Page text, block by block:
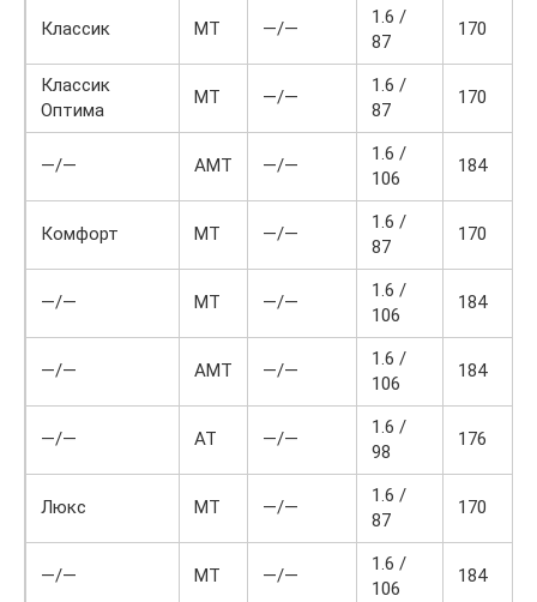
Классик МТ —/—
1.6 /
87
170
Классик
Оптима
МТ —/—
1.6 /
87
170
—/— АМТ —/—
1.6 /
106
184
Комфорт МТ —/—
1.6 /
87
170
—/— МТ —/—
1.6 /
106
184
—/— АМТ —/—
1.6 /
106
184
—/— АТ —/—
1.6 /
98
176
Люкс МТ —/—
1.6 /
87
170
—/— МТ —/—
1.6 /
106
184